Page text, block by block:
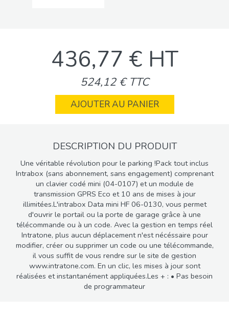
436,77 € HT
524,12 € TTC
AJOUTER AU PANIER
DESCRIPTION DU PRODUIT
Une véritable révolution pour le parking !Pack tout inclus
Intrabox (sans abonnement, sans engagement) comprenant
un clavier codé mini (04-0107) et un module de
transmission GPRS Eco et 10 ans de mises à jour
illimitées.L'intrabox Data mini HF 06-0130, vous permet
d'ouvrir le portail ou la porte de garage grâce à une
télécommande ou à un code. Avec la gestion en temps réel
Intratone, plus aucun déplacement n'est nécéssaire pour
modifier, créer ou supprimer un code ou une télécommande,
il vous suffit de vous rendre sur le site de gestion
www.intratone.com. En un clic, les mises à jour sont
réalisées et instantanément appliquées.Les + : • Pas besoin
de programmateur